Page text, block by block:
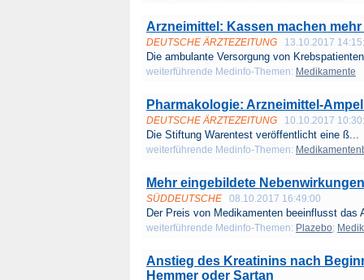
Arzneimittel: Kassen machen
DEUTSCHE ÄRZTEZEITUNG 13.10.2017
Die ambulante Versorgung von
weiterführende Medinfo-Themen: Medikamente
Pharmakologie: Arzneimittel-
DEUTSCHE ÄRZTEZEITUNG 10.10.2017
Die Stiftung Warentest veröffentlicht eine ß...
weiterführende Medinfo-Themen:
Mehr eingebildete
SÜDDEUTSCHE 08.10.2017 16:49:00
Der Preis von Medikamenten beeinflusst das
weiterführende Medinfo-Themen: Plazebo;
Anstieg des Kreatinins nach
Hemmer oder Sartan